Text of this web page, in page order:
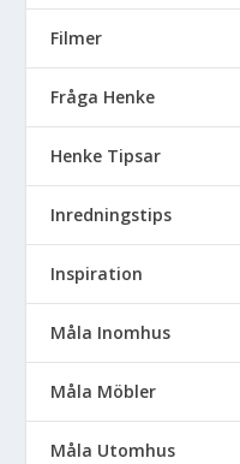
Filmer
Fråga Henke
Henke Tipsar
Inredningstips
Inspiration
Måla Inomhus
Måla Möbler
Måla Utomhus